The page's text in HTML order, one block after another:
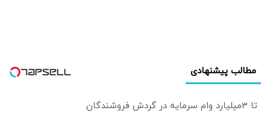
مطالب پیشنهادی
تا 3میلیارد وام سرمایه در گردش فروشندگان